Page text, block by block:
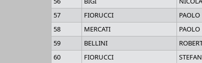
57
FIORUCCI PAOLO
58
MERCATI PAOLO
59
BELLINI
60
FIORUCCI